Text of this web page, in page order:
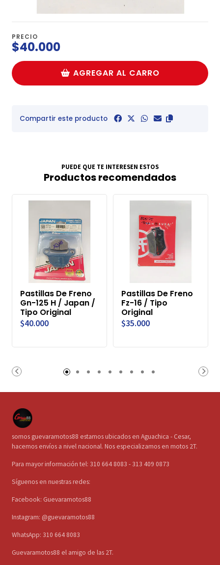
PRECIO
$40.000
AGREGAR AL CARRO
Compartir este producto
PUEDE QUE TE INTERESEN ESTOS
Productos recomendados
Pastillas De Freno
Gn-125 H / Japan /
Tipo Original
$40.000
Pastillas De Freno
Fz-16 / Tipo
Original
$35.000
somos guevaramotos88 estamos ubicados en Aguachica - Cesar,
hacemos envíos a nivel nacional. Nos especializamos en motos 2T.
Para mayor información tel: 310 664 8083 - 313 409 0873
Síguenos en nuestras redes:
Facebook: Guevaramotos88
Instagram: @guevaramotos88
WhatsApp: 310 664 8083
Guevaramotos88 el amigo de las 2T.